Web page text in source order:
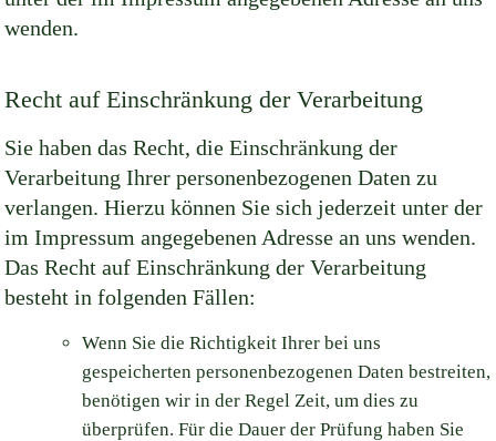
wenden.
Recht auf Einschränkung der Verarbeitung
Sie haben das Recht, die Einschränkung der
Verarbeitung Ihrer personenbezogenen Daten zu
verlangen. Hierzu können Sie sich jederzeit unter der
im Impressum angegebenen Adresse an uns wenden.
Das Recht auf Einschränkung der Verarbeitung
besteht in folgenden Fällen:
Wenn Sie die Richtigkeit Ihrer bei uns
gespeicherten personenbezogenen Daten bestreiten,
benötigen wir in der Regel Zeit, um dies zu
überprüfen. Für die Dauer der Prüfung haben Sie